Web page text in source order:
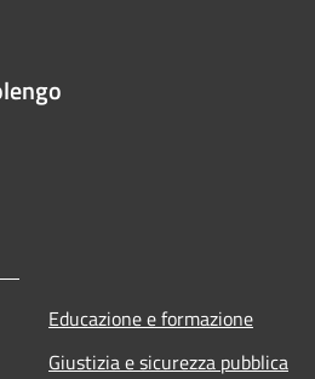
Educazione e formazione
Giustizia e sicurezza pubblica